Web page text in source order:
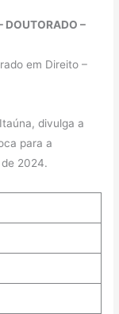
DOUTORADO –
em Direito –
divulga a
para a
2024.